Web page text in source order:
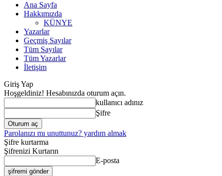
Ana Sayfa
Hakkımızda
KÜNYE
Yazarlar
Geçmiş Sayılar
Tüm Sayılar
Tüm Yazarlar
İletişim
Giriş Yap
Hoşgeldiniz! Hesabınızda oturum açın.
kullanıcı adınız
Şifre
Parolanızı mı unuttunuz? yardım almak
Şifre kurtarma
Şifrenizi Kurtarın
E-posta